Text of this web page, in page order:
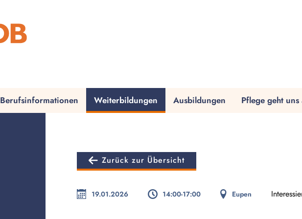
Berufsinformationen Weiterbildungen Ausbildungen Pflege geht uns
Zurück zur Übersicht
19.01.2026 14:00-17:00 Eupen